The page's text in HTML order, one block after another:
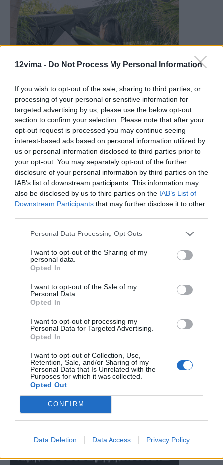
12vima - Do Not Process My Personal Information
If you wish to opt-out of the sale, sharing to third parties, or
processing of your personal or sensitive information for
targeted advertising by us, please use the below opt-out
section to confirm your selection. Please note that after your
opt-out request is processed you may continue seeing
interest-based ads based on personal information utilized by
us or personal information disclosed to third parties prior to
your opt-out. You may separately opt-out of the further
disclosure of your personal information by third parties on the
IAB’s list of downstream participants. This information may
also be disclosed by us to third parties on the IAB’s List of
Downstream Participants that may further disclose it to other
Personal Data Processing Opt Outs
I want to opt-out of the Sharing of my
personal data.
Opted In
I want to opt-out of the Sale of my
Personal Data.
Opted In
I want to opt-out of processing my
Personal Data for Targeted Advertising.
Opted In
I want to opt-out of Collection, Use,
Retention, Sale, and/or Sharing of my
Personal Data that Is Unrelated with the
Purposes for which it was collected.
Opted Out
CONFIRM
Data Deletion Data Access Privacy Policy